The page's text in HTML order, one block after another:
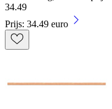
34.49
Prijs: 34.49 euro